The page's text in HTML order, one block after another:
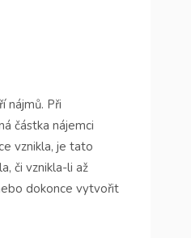
nájmů. Při
částka nájemci
vznikla, je tato
či vznikla-li až
dokonce vytvořit